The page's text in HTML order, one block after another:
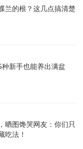
兰的根？这几点搞清楚
新手也能养出满盆
晒图馋哭网友：你们只
吃法！